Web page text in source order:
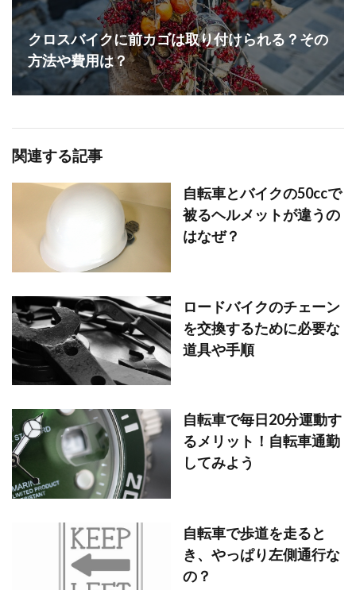
クロスバイクに前カゴは取り付けられる？その
方法や費用は？
関連する記事
自転車とバイクの50ccで
被るヘルメットが違うの
はなぜ？
ロードバイクのチェーン
を交換するために必要な
道具や手順
自転車で毎日20分運動す
るメリット！自転車通勤
してみよう
自転車で歩道を走ると
き、やっぱり左側通行な
の？